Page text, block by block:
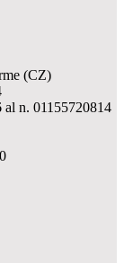
(CZ)
al n. 01155720814